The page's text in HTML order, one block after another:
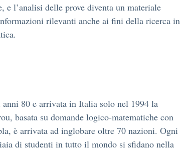
e l’analisi delle prove diventa un materiale
rilevanti anche ai fini della ricerca in
80 e arrivata in Italia solo nel 1994 la
basata su domande logico-matematiche con
è arrivata ad inglobare oltre 70 nazioni. Ogni
di studenti in tutto il mondo si sfidano nella